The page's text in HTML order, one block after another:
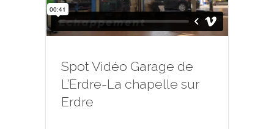
Spot Vidéo Garage de
L’Erdre-La chapelle sur
Erdre